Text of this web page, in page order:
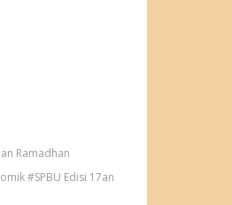
Ramadhan
#SPBU Edisi 17an